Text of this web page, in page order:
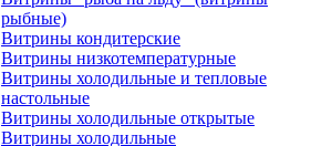
рыбные)
Витрины кондитерские
Витрины низкотемпературные
Витрины холодильные и тепловые
настольные
Витрины холодильные открытые
Витрины холодильные